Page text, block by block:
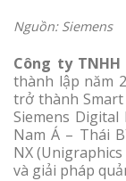
Nguồn: Siemens
Công ty TNHH
thành lập năm
trở thành
Siemens
Nam Á – Thái
NX
và giải pháp